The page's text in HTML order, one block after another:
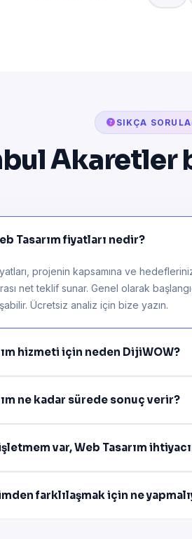
SIKÇA
Akaretler
Tasarım fiyatları nedir?
projenin kapsamına ve
net teklif sunar. Genel olarak
Ücretsiz analiz için bize yazın.
hizmeti için neden DijiWOW?
ne kadar sürede sonuç verir?
var, Web Tasarım
farklılaşmak için ne